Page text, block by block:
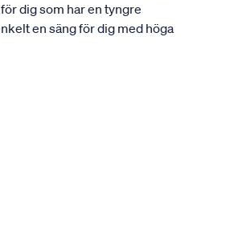
dig som har en tyngre
en säng för dig med höga